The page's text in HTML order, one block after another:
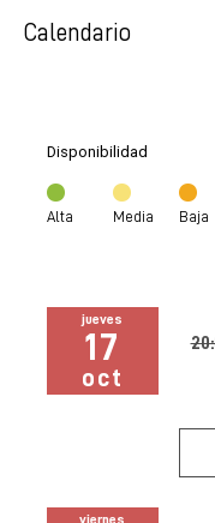
Calendario
Disponibilidad
Alta Media Baja
jueves
17
oct
viernes